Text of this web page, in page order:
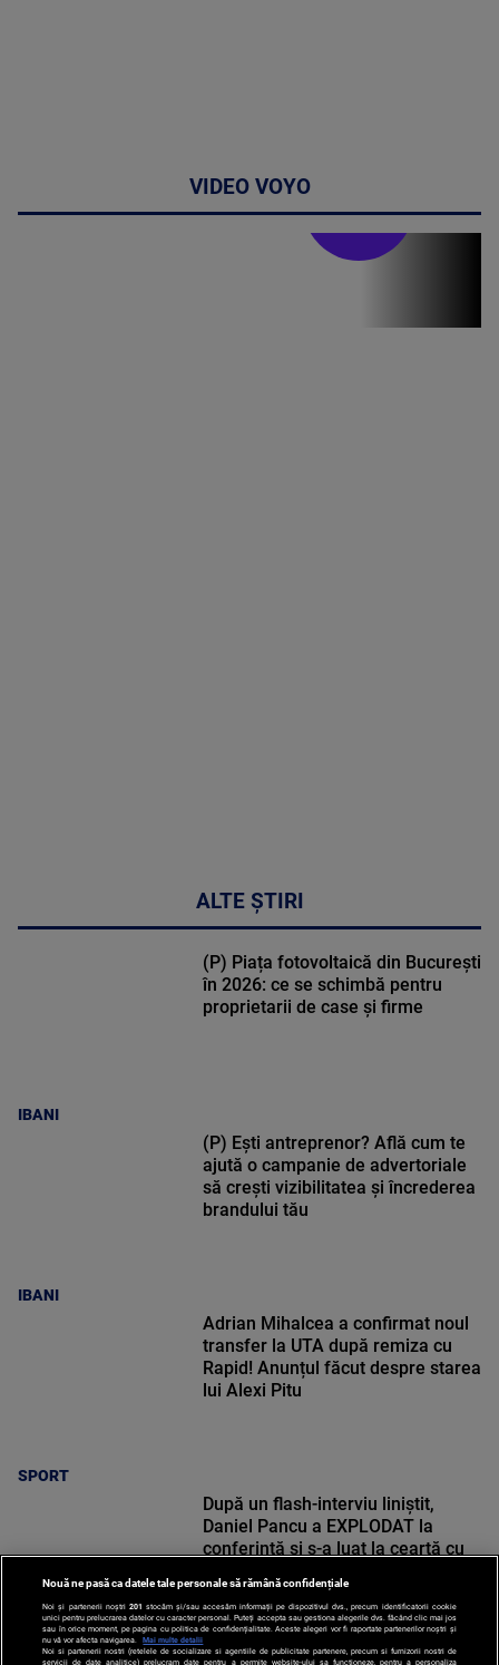
VIDEO VOYO
ALTE ȘTIRI
IBANI
(P) Piața fotovoltaică din București
în 2026: ce se schimbă pentru
proprietarii de case și firme
IBANI
(P) Ești antreprenor? Află cum te
ajută o campanie de advertoriale
să crești vizibilitatea și încrederea
brandului tău
SPORT
Adrian Mihalcea a confirmat noul
transfer la UTA după remiza cu
Rapid! Anunțul făcut despre starea
lui Alexi Pitu
SPORT
După un flash-interviu liniștit,
Daniel Pancu a EXPLODAT la
conferință și s-a luat la ceartă cu
strigați”
Nouă ne pasă ca datele tale personale să rămână confidențiale
Noi și partenerii noștri 201 stocăm și/sau accesăm informații pe dispozitivul dvs., precum identificatorii cookie
unici pentru prelucrarea datelor cu caracter personal. Puteți accepta sau gestiona alegerile dvs. făcând clic mai jos
sau în orice moment, pe pagina cu politica de confidențialitate. Aceste alegeri vor fi raportate partenerilor noștri și
nu vă vor afecta navigarea.
Mai multe detalii
Noi si partenerii nostri (retelele de socializare si agentiile de publicitate partenere, precum si furnizorii nostri de
servicii de date analitice) prelucram date pentru a permite website-ului sa functioneze, pentru a personaliza